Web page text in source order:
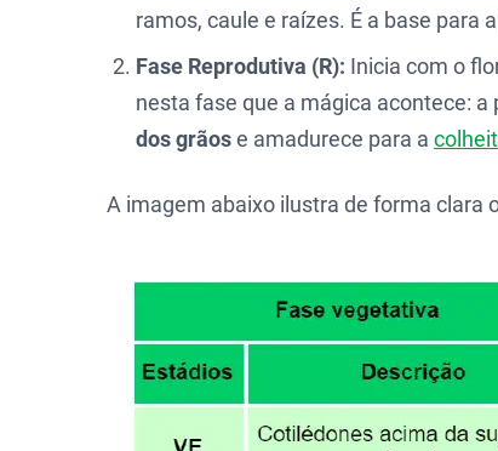
ramos, caule e raízes. É a base para
Fase Reprodutiva (R): Inicia com o
nesta fase que a mágica acontece:
dos grãose amadurece para a
A imagem abaixo ilustra de forma clara